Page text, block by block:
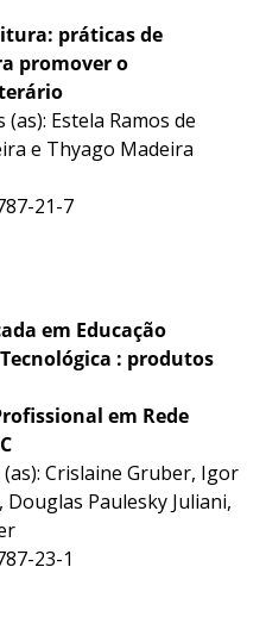
práticas de
promover o
Estela Ramos de
e Thyago Madeira
21-7
em Educação
: produtos
em Rede
Crislaine Gruber, Igor
Paulesky Juliani,
23-1